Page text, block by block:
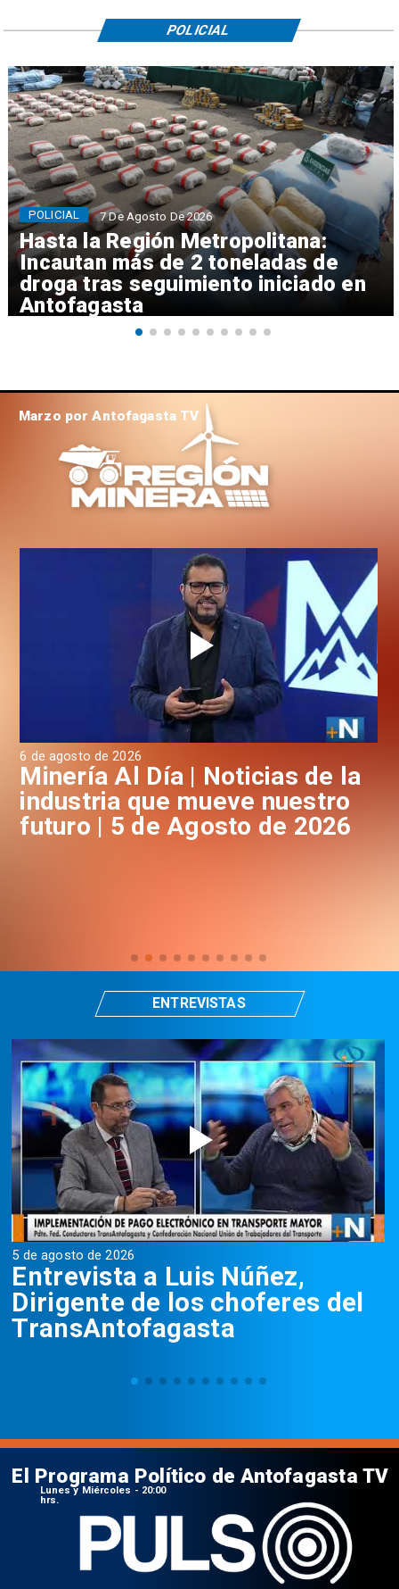
Hasta la Región Metropolitana:
Incautan más de 2 toneladas de
droga tras seguimiento iniciado en
Antofagasta
POLICIAL 7 De Agosto De 2026
POLICIAL
6 de agosto de 2026
Minería Al Día | Noticias de la
industria que mueve nuestro
futuro | 5 de Agosto de 2026
Marzo por Antofagasta TV
5 de agosto de 2026
Entrevista a Luis Núñez,
Dirigente de los choferes del
TransAntofagasta
ENTREVISTAS
El Programa Político de Antofagasta TV
Lunes y Miércoles - 20:00
hrs.